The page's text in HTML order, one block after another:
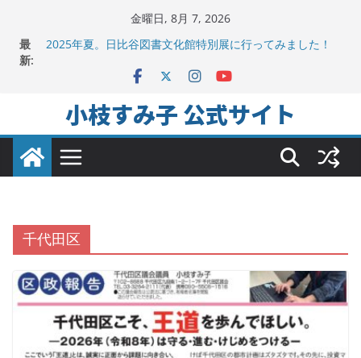
金曜日, 8月 7, 2026
最
新:
2025年夏。日比谷図書文化館特別展に行ってみました！
千代田区社会福祉協議会アキバ分室「食と居場所の学習
ヒートアイランド緩和のキーワードは「水と緑と風」
小枝すみ子 公式サイト
千代田区